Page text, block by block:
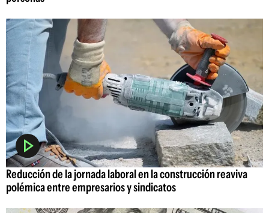
Reducción de la jornada laboral en la construcción reaviva
polémica entre empresarios y sindicatos